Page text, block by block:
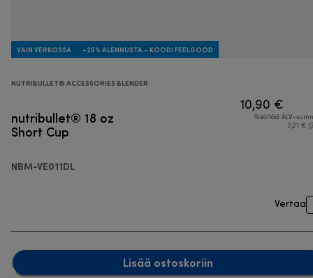
VAIN VERKOSSA -25% ALENNUSTA - KOODI FEELGOOD
NUTRIBULLET® ACCESSORIES BLENDER
nutribullet® 18 oz
Short Cup
NBM-VE011DL
10,90 €
Sisältää ALV-
2,21 €
Vertaa
Lisää ostoskoriin